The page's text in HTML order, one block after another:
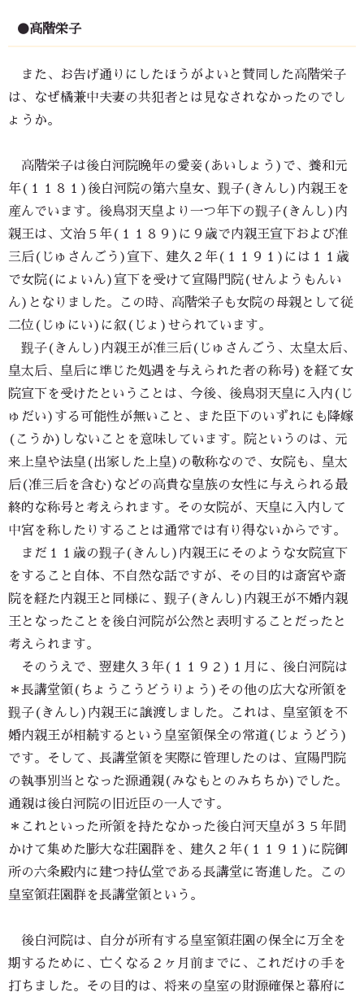
●高階栄子
また、お告げ通りにしたほうがよいと賛同した高階栄子
は、なぜ橘兼中夫妻の共犯者とは見なされなかったのでし
ょうか。
高階栄子は後白河院晩年の愛妾(あいしょう)で、養和元
年(１１８１)後白河院の第六皇女、覲子(きんし)内親王を
産んでいます。後鳥羽天皇より一つ年下の覲子(きんし)内
親王は、文治５年(１１８９)に９歳で内親王宣下および准
三后(じゅさんごう)宣下、建久２年(１１９１)には１１歳
で女院(にょいん)宣下を受けて宣陽門院(せんようもんい
ん)となりました。この時、高階栄子も女院の母親として従
二位(じゅにい)に叙(じょ)せられています。
覲子(きんし)内親王が准三后(じゅさんごう、太皇太后、
皇太后、皇后に準じた処遇を与えられた者の称号)を経て女
院宣下を受けたということは、今後、後鳥羽天皇に入内(じ
ゅだい)する可能性が無いこと、また臣下のいずれにも降嫁
(こうか)しないことを意味しています。院というのは、元
来上皇や法皇(出家した上皇)の敬称なので、女院も、皇太
后(准三后を含む)などの高貴な皇族の女性に与えられる最
終的な称号と考えられます。その女院が、天皇に入内して
中宮を称したりすることは通常では有り得ないからです。
まだ１１歳の覲子(きんし)内親王にそのような女院宣下
をすること自体、不自然な話ですが、その目的は斎宮や斎
院を経た内親王と同様に、覲子(きんし)内親王が不婚内親
王となったことを後白河院が公然と表明することだったと
考えられます。
そのうえで、翌建久３年(１１９２)１月に、後白河院は
＊長講堂領(ちょうこうどうりょう)その他の広大な所領を
覲子(きんし)内親王に譲渡しました。これは、皇室領を不
婚内親王が相続するという皇室領保全の常道(じょうどう)
です。そして、長講堂領を実際に管理したのは、宣陽門院
の執事別当となった源通親(みなもとのみちちか)でした。
通親は後白河院の旧近臣の一人です。
＊これといった所領を持たなかった後白河天皇が３５年間
かけて集めた膨大な荘園群を、建久２年(１１９１)に院御
所の六条殿内に建つ持仏堂である長講堂に寄進した。この
皇室領荘園群を長講堂領という。
後白河院は、自分が所有する皇室領荘園の保全に万全を
期するために、亡くなる２ヶ月前までに、これだけの手を
打ちました。その目的は、将来の皇室の財源確保と幕府に